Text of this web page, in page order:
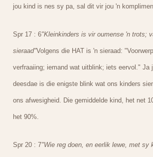
jou kind is nes sy pa, sal dit vir jou 'n
Spr 17 : 6"Kleinkinders is vir oumense 'n trots;
sieraad"Volgens die HAT is 'n sieraad:
verfraaiing; iemand wat uitblink; iets eervol." Ja
deesdae is die enigste blink wat ons kinders
ons afwesigheid. Die gemiddelde kind, het net
het 90%.
Spr 20 : 7"Wie reg doen, en eerlik lewe, met sy